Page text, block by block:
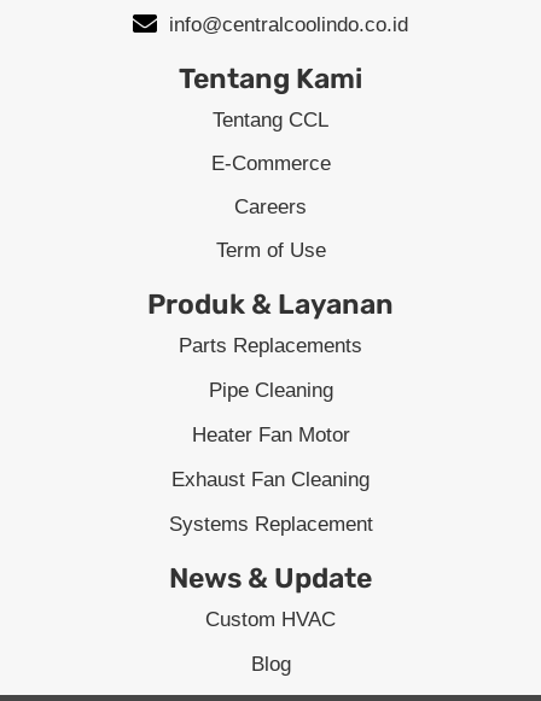
info@centralcoolindo.co.id
Tentang Kami
Tentang CCL
E-Commerce
Careers
Term of Use
Produk & Layanan
Parts Replacements
Pipe Cleaning
Heater Fan Motor
Exhaust Fan Cleaning
Systems Replacement
News & Update
Custom HVAC
Blog